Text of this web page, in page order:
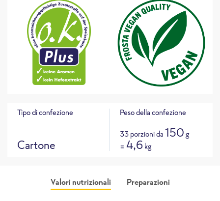
Tipo di confezione
Cartone
Peso della confezione
33 porzioni da 150g
= 4,6kg
Valori nutrizionali Preparazioni